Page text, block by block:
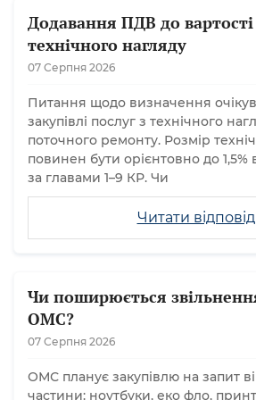
Додавання ПДВ до вартості
технічного нагляду
07 Серпня 2026
Читати
Питання щодо визначення
закупівлі послуг з технічного
поточного ремонту. Розмір
повинен бути орієнтовно до 1,5%
за главами 1–9 КР. Чи
Чи поширюється
ОМС?
07 Серпня 2026
ОМС планує закупівлю на запит
частини: ноутбуки, еко фло,